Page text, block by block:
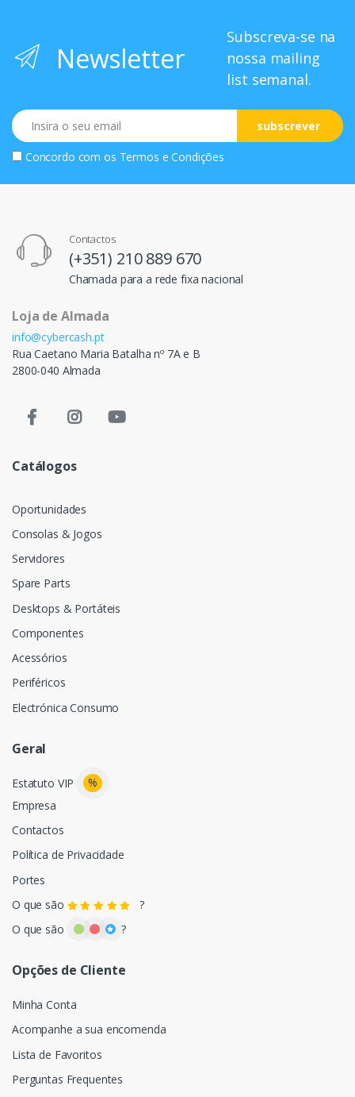
Newsletter
Subscreva-se na
nossa mailing
list semanal.
Email
subscrever
Concordo com os Termos e Condições
Contactos
(+351) 210 889 670
Chamada para a rede fixa nacional
Loja de Almada
info@cybercash.pt
Rua Caetano Maria Batalha nº 7A e B
2800-040 Almada
Catálogos
Oportunidades
Consolas & Jogos
Servidores
Spare Parts
Desktops & Portáteis
Componentes
Acessórios
Periféricos
Electrónica Consumo
Geral
Estatuto VIP
%
Empresa
Contactos
Política de Privacidade
Portes
O que são
?
O que são
?
Opções de Cliente
Minha Conta
Acompanhe a sua encomenda
Lista de Favoritos
Perguntas Frequentes